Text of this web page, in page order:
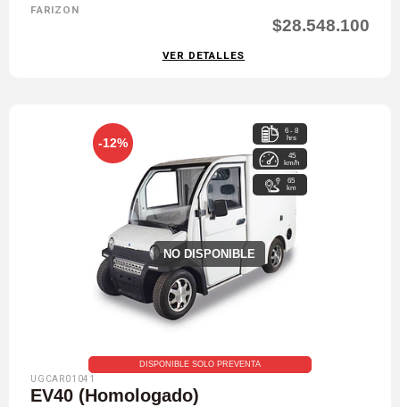
FARIZON
$28.548.100
VER DETALLES
-12%
NO DISPONIBLE
6 - 8
hrs
45
km/h
65
km
DISPONIBLE SOLO PREVENTA
UGCAR01041
EV40 (Homologado)